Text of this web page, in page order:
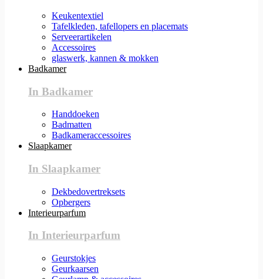
Keukentextiel
Tafelkleden, tafellopers en placemats
Serveerartikelen
Accessoires
glaswerk, kannen & mokken
Badkamer
In Badkamer
Handdoeken
Badmatten
Badkameraccessoires
Slaapkamer
In Slaapkamer
Dekbedovertreksets
Opbergers
Interieurparfum
In Interieurparfum
Geurstokjes
Geurkaarsen